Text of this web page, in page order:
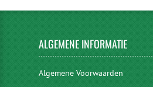
ALGEMENEINFORMATIE
Algemene Voorwaarden